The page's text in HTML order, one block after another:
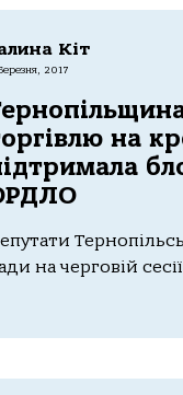
Кіт
2017
на
на черговій